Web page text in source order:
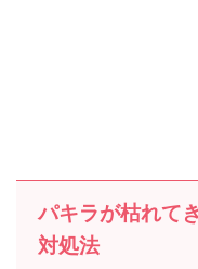
パキラが枯れて
対処法